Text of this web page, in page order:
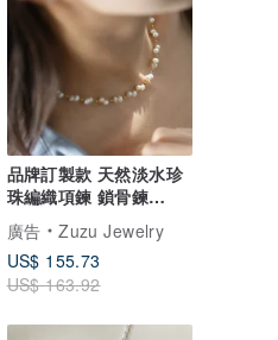
品牌訂製款 天然淡水珍
珠編織項鍊 鎖骨鍊
316L醫療鋼18k金
廣告
Zuzu Jewelry
US$ 155.73
US$ 163.92